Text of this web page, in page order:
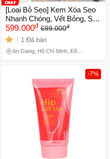
Giá từ cao - thấp
[Loại Bỏ Sẹo] Kem Xóa Sẹo
Nhanh Chóng, Vết Bỏng, Sẹo
Trầy Xước, Sẹo Sau Phẫu
Thuật, Vết Rạn Da
599.000đ 699.000đ
1 Đã bán
An Giang, Hồ Chí Minh, Đồng
-7%